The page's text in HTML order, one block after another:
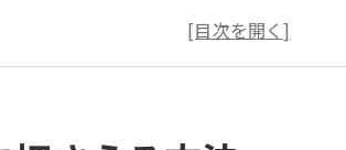
賃貸下見なしで後悔しないための
賃貸下見で持参したいチェックリ
一人暮らしで賃貸選びに失敗しない秘訣